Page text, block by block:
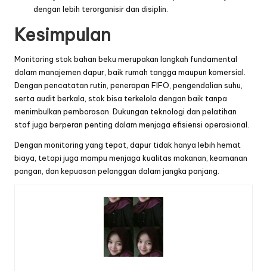
dengan lebih terorganisir dan disiplin.
Kesimpulan
Monitoring stok bahan beku merupakan langkah fundamental
dalam manajemen dapur, baik rumah tangga maupun komersial.
Dengan pencatatan rutin, penerapan FIFO, pengendalian suhu,
serta audit berkala, stok bisa terkelola dengan baik tanpa
menimbulkan pemborosan. Dukungan teknologi dan pelatihan
staf juga berperan penting dalam menjaga efisiensi operasional.
Dengan monitoring yang tepat, dapur tidak hanya lebih hemat
biaya, tetapi juga mampu menjaga kualitas makanan, keamanan
pangan, dan kepuasan pelanggan dalam jangka panjang.